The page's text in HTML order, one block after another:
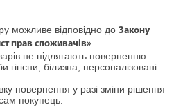
можливе відповідно до Закону
прав споживачів».
не підлягають поверненню
гігієни, білизна, персоналізовані
повернення у разі зміни рішення
покупець.